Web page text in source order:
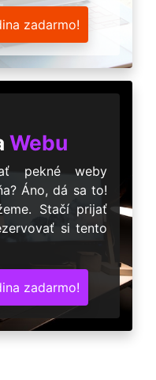
zadarmo!
Webu
pekné weby
Áno, dá sa to!
Stačí prijať
si tento
zadarmo!